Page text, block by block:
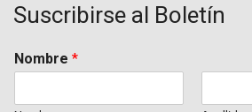
Suscribirse al Boletín
Nombre *